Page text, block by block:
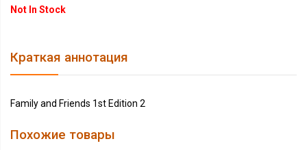
Not In Stock
Краткая аннотация
Family and Friends 1st Edition 2
Похожие товары